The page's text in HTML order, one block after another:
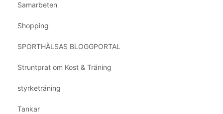
Samarbeten
Shopping
SPORTHÄLSAS BLOGGPORTAL
Struntprat om Kost & Träning
styrketräning
Tankar